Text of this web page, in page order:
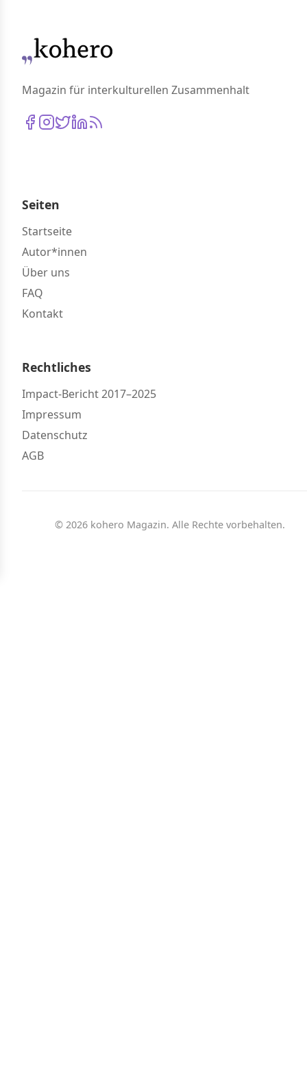
Magazin für interkulturellen Zusammenhalt
Seiten
Startseite
Autor*innen
Über uns
FAQ
Kontakt
Rechtliches
Impact-Bericht 2017–2025
Impressum
Datenschutz
AGB
© 2026 kohero Magazin. Alle Rechte vorbehalten.